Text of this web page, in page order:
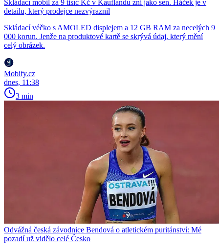
Skládací mobil za 9 tisíc Kč v Kauflandu zní jako sen. Háček je v
detailu, který prodejce nezvýraznil
Skládací véčko s AMOLED displejem a 12 GB RAM za necelých 9
000 korun. Jenže na produktové kartě se skrývá údaj, který mění
celý obrázek.
Mobify.cz
dnes, 11:38
3 min
Odvážná česká závodnice Bendová o atletickém puritánství: Mé
pozadí už vidělo celé Česko